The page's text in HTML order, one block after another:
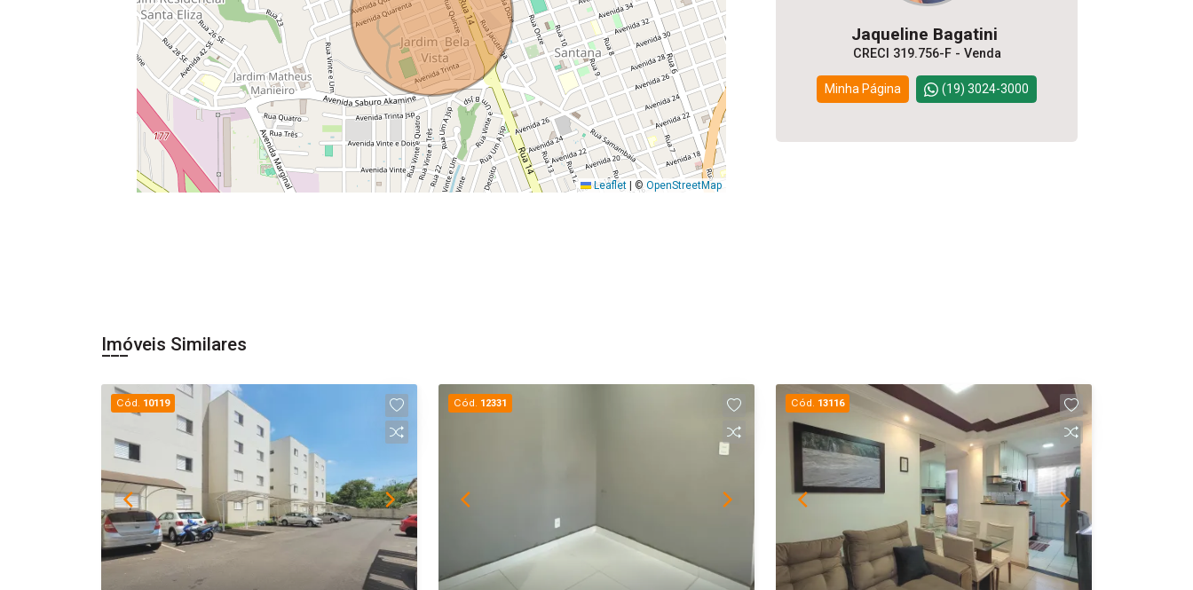
Leaflet © OpenStreetMap
Jaqueline Bagatini
CRECI 319.756-F - Venda
Minha Página (19) 3024-3000
Imóveis Similares
Cód. 10119 Cód. 12331 Cód. 13116